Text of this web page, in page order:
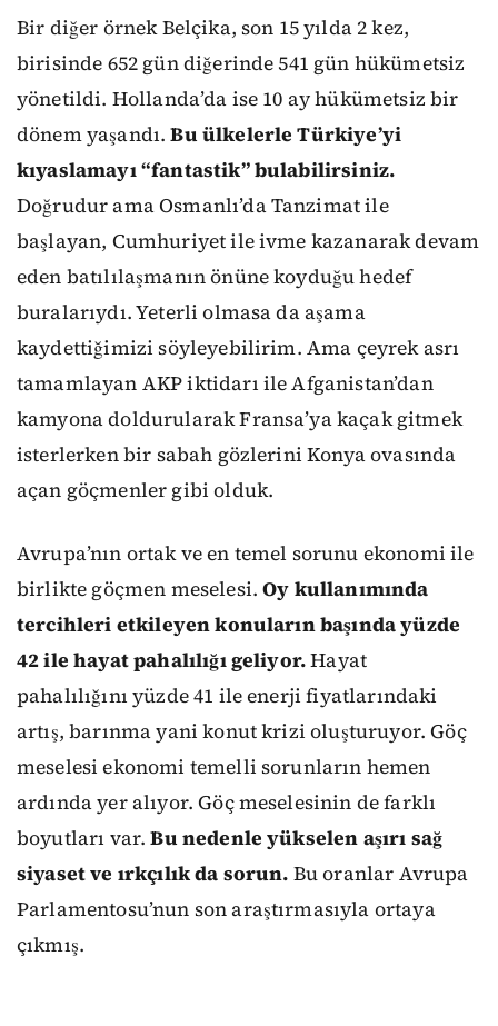
Bir diğer örnek Belçika, son 15 yılda 2 kez,
birisinde 652 gün diğerinde 541 gün hükümetsiz
yönetildi. Hollanda’da ise 10 ay hükümetsiz bir
dönem yaşandı.Bu ülkelerle Türkiye’yi
kıyaslamayı “fantastik” bulabilirsiniz.
Doğrudur ama Osmanlı’da Tanzimat ile
başlayan, Cumhuriyet ile ivme kazanarak devam
eden batılılaşmanın önüne koyduğu hedef
buralarıydı. Yeterli olmasa da aşama
kaydettiğimizi söyleyebilirim. Ama çeyrek asrı
tamamlayan AKP iktidarı ile Afganistan’dan
kamyona doldurularak Fransa’ya kaçak gitmek
isterlerken bir sabah gözlerini Konya ovasında
açan göçmenler gibi olduk.
Avrupa’nın ortak ve en temel sorunu ekonomi ile
birlikte göçmen meselesi.Oy kullanımında
tercihleri etkileyen konuların başında yüzde
42 ile hayat pahalılığı geliyor.Hayat
pahalılığını yüzde 41 ile enerji fiyatlarındaki
artış, barınma yani konut krizi oluşturuyor. Göç
meselesi ekonomi temelli sorunların hemen
ardında yer alıyor. Göç meselesinin de farklı
boyutları var.Bu nedenle yükselen aşırı sağ
siyaset ve ırkçılık da sorun. Bu oranlar Avrupa
Parlamentosu’nun son araştırmasıyla ortaya
çıkmış.